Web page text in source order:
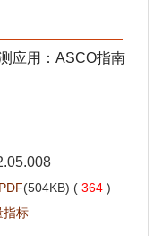
应用：ASCO指南
PDF(504KB) ( 364 )
指标